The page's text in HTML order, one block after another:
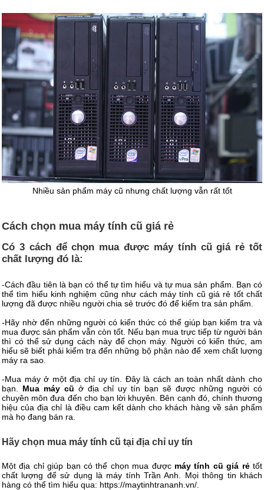
Nhiều sản phẩm máy cũ nhưng chất lượng vẫn rất tốt
Cách chọn mua máy tính cũ giá rẻ
Có 3 cách để chọn mua được máy tính cũ giá rẻ tốt
chất lượng đó là:
-Cách đầu tiên là bạn có thể tự tìm hiểu và tự mua sản phẩm. Bạn có
thể tìm hiểu kinh nghiệm cũng như cách máy tính cũ giá rẻ tốt chất
lượng đã được nhiều người chia sẻ trước đó để kiểm tra sản phẩm.
-Hãy nhờ đến những người có kiến thức có thể giúp bạn kiểm tra và
mua được sản phẩm vẫn còn tốt. Nếu bạn mua trực tiếp từ người bán
thì có thể sử dụng cách này để chọn máy. Người có kiến thức, am
hiểu sẽ biết phải kiểm tra đến những bộ phận nào để xem chất lượng
máy ra sao.
-Mua máy ở một địa chỉ uy tín. Đây là cách an toàn nhất dành cho
bạn. Mua máy cũ ở địa chỉ uy tín bạn sẽ được những người có
chuyên môn đưa đến cho bạn lời khuyên. Bên cạnh đó, chính thương
hiệu của địa chỉ là điều cam kết dành cho khách hàng về sản phẩm
mà họ đang bán ra.
Hãy chọn mua máy tính cũ tại địa chỉ uy tín
Một địa chỉ giúp bạn có thể chọn mua được máy tính cũ giá rẻtốt
chất lượng để sử dụng là máy tính Trần Anh. Mọi thông tin khách
hàng có thể tìm hiểu qua: https://maytinhtrananh.vn/.